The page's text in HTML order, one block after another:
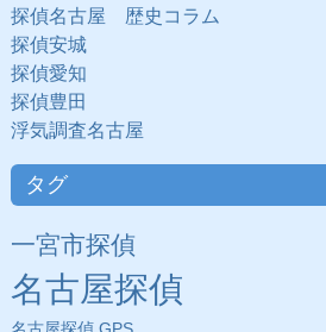
探偵名古屋 歴史コラム
探偵安城
探偵愛知
探偵豊田
浮気調査名古屋
タグ
一宮市探偵
名古屋探偵